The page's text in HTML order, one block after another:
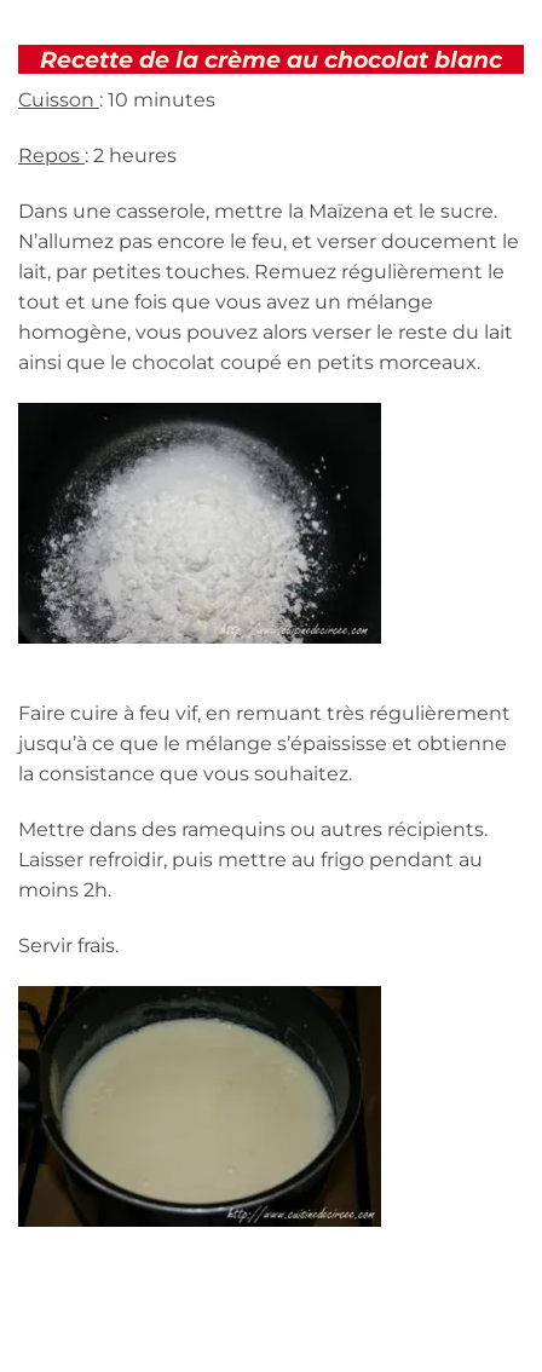
Recette de la crème au chocolat blanc
Cuisson : 10 minutes
Repos : 2 heures
Dans une casserole, mettre la Maïzena et le sucre.
N’allumez pas encore le feu, et verser doucement le
lait, par petites touches. Remuez régulièrement le
tout et une fois que vous avez un mélange
homogène, vous pouvez alors verser le reste du lait
ainsi que le chocolat coupé en petits morceaux.
Faire cuire à feu vif, en remuant très régulièrement
jusqu’à ce que le mélange s’épaississe et obtienne
la consistance que vous souhaitez.
Mettre dans des ramequins ou autres récipients.
Laisser refroidir, puis mettre au frigo pendant au
moins 2h.
Servir frais.